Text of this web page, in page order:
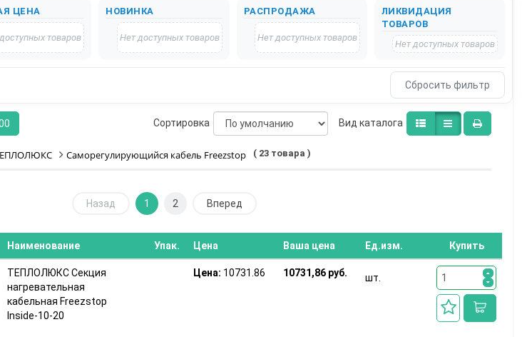
ЦЕНА
товаров
НОВИНКА
Нет доступных товаров
РАСПРОДАЖА
Нет доступных товаров
ЛИКВИДАЦИЯ
ТОВАРОВ
Нет доступных товаров
Bид каталога
Сортировка
Саморегулирующийся кабель Freezstop ( 23 товара )
Назад 1 2 Вперед
Наименование Упак. Цена Ваша цена Ед.изм. Купить
ТЕПЛОЛЮКС Секция
нагревательная
кабельная Freezstop
Inside-10-20
Цена: 10731.86 10731,86 руб. шт.